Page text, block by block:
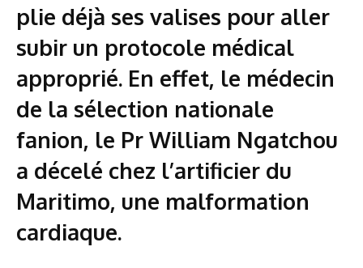
plie déjà ses valises pour aller
subir un protocole médical
approprié. En effet, le médecin
de la sélection nationale
fanion, le Pr William Ngatchou
a décelé chez l’artificier du
Maritimo, une malformation
cardiaque.